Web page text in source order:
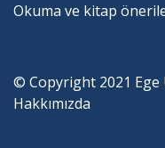
Okuma ve kitap
© Copyright 2021
Hakkımızda